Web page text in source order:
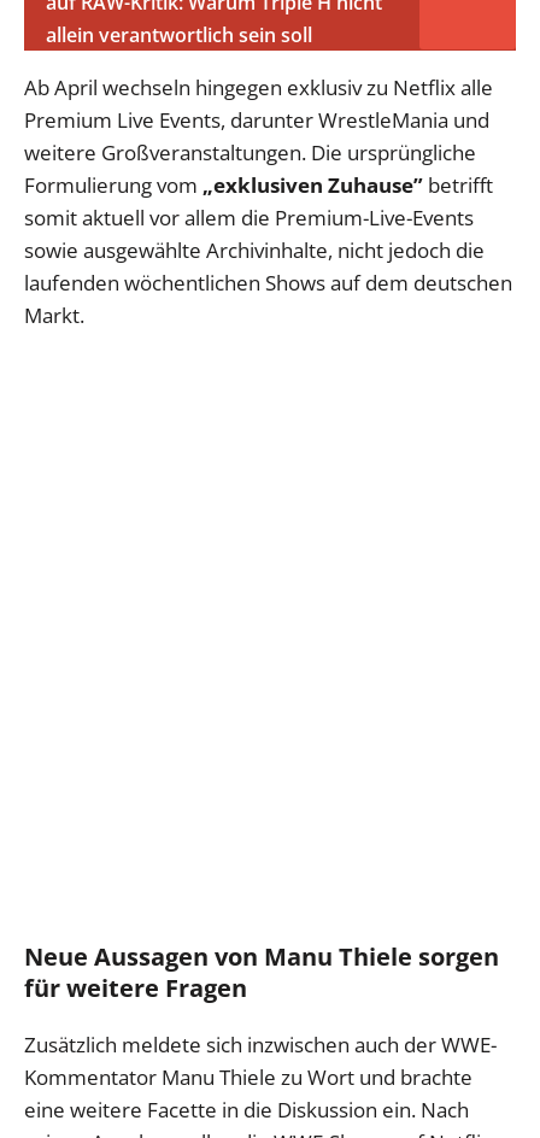
allein verantwortlich sein soll
Ab April wechseln hingegen exklusiv zu Netflix alle
Premium Live Events, darunter WrestleMania und
weitere Großveranstaltungen. Die ursprüngliche
Formulierung vom „exklusiven Zuhause” betrifft
somit aktuell vor allem die Premium-Live-Events
sowie ausgewählte Archivinhalte, nicht jedoch die
laufenden wöchentlichen Shows auf dem deutschen
Markt.
Neue Aussagen von Manu Thiele sorgen
für weitere Fragen
Zusätzlich meldete sich inzwischen auch der WWE-
Kommentator Manu Thiele zu Wort und brachte
eine weitere Facette in die Diskussion ein. Nach